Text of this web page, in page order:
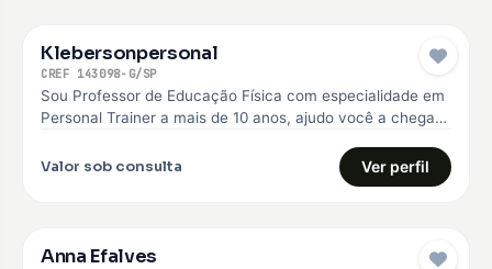
Klebersonpersonal
CREF 143098-G/SP
Sou Professor de Educação Física com especialidade em
Personal Trainer a mais de 10 anos, ajudo você a chegar
Valor sob consulta Ver perfil
Anna Efalves